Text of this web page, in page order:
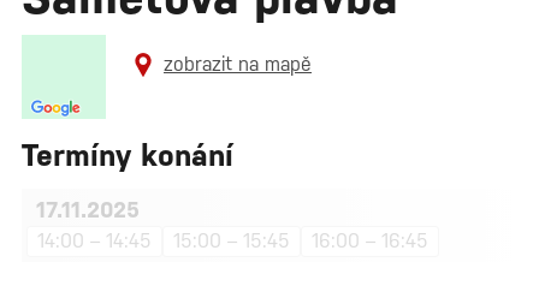
zobrazit na mapě
Termíny konání
17.11.2025
14:00 – 14:45 15:00 – 15:45 16:00 – 16:45